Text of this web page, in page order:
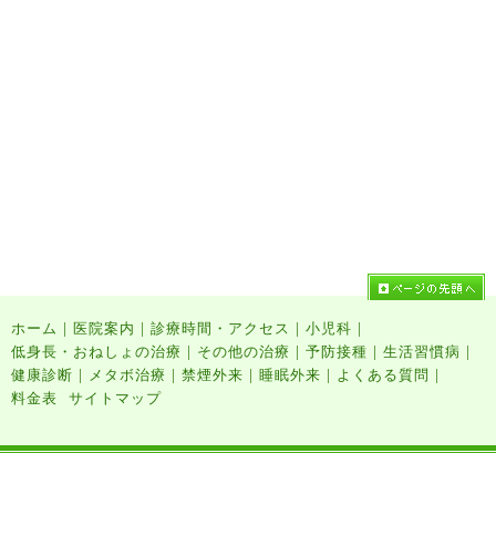
ホーム | 医院案内 | 診療時間・アクセス | 小児科 |
低身長・おねしょの治療 | その他の治療 | 予防接種 | 生活習慣病 |
健康診断 | メタボ治療 | 禁煙外来 | 睡眠外来 | よくある質問 |
料金表 サイトマップ